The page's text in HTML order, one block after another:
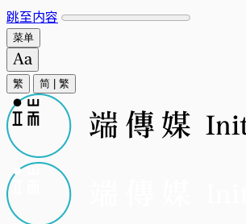
跳至内容
菜单
繁 简 繁